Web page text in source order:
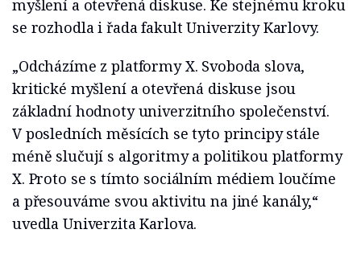
myšlení a otevřená diskuse. Ke stejnému kroku
se rozhodla i řada fakult Univerzity Karlovy.
„Odcházíme z platformy X. Svoboda slova,
kritické myšlení a otevřená diskuse jsou
základní hodnoty univerzitního společenství.
V posledních měsících se tyto principy stále
méně slučují s algoritmy a politikou platformy
X. Proto se s tímto sociálním médiem loučíme
a přesouváme svou aktivitu na jiné kanály,“
uvedla Univerzita Karlova.